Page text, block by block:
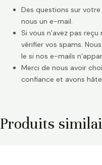
Des questions sur
nous un e-mail.
Si vous n’avez pas
vérifier vos spams.
le si nos e-mails
Merci de nous avoir
confiance et avons
Produits